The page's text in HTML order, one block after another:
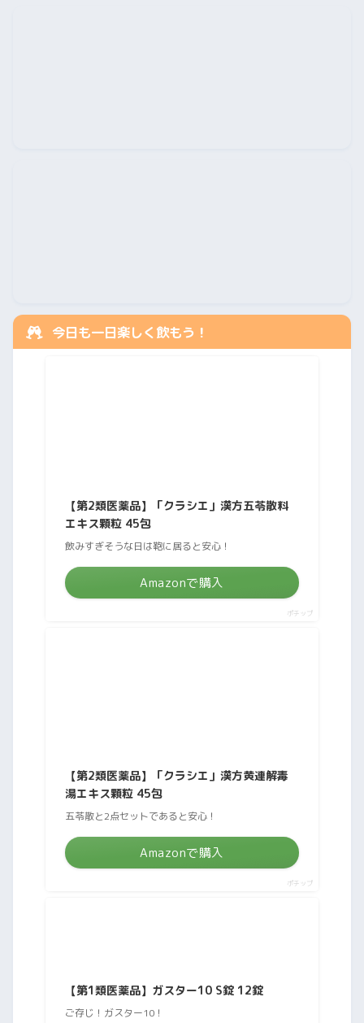
今日も一日楽しく飲もう！
【第2類医薬品】「クラシエ」漢方五苓散料
エキス顆粒 45包
飲みすぎそうな日は鞄に居ると安心！
Amazonで購入
ポチップ
【第2類医薬品】「クラシエ」漢方黄連解毒
湯エキス顆粒 45包
五苓散と2点セットであると安心！
Amazonで購入
ポチップ
【第1類医薬品】ガスター10 S錠 12錠
ご存じ！ガスター10！